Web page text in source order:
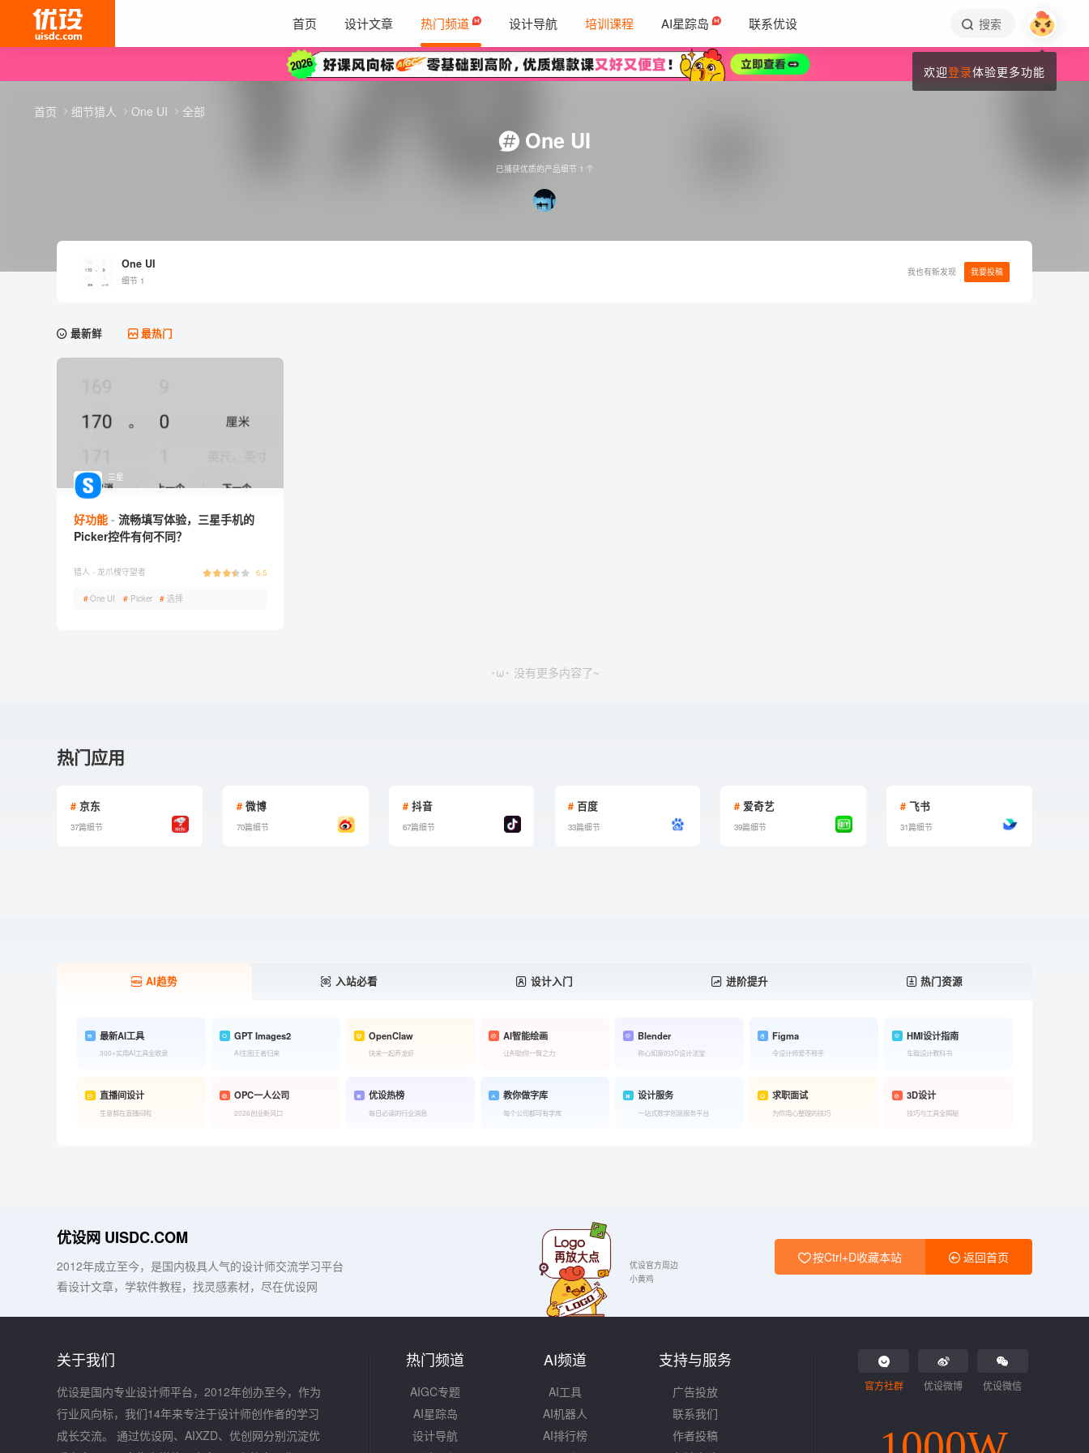
首页 设计文章 热门频道 设计导航 培训课程 AI星踪岛 联系优设 搜索
One UI
已捕获优质的产品细节 1 个
首页 细节猎人 One UI 全部
One UI
细节 1
我也有新发现 我要投稿
最新鲜 最热门
三星
好功能
流畅填写体验，三星手机的
Picker控件有何不同？
猎人 - 龙爪槐守望者 6.5
# One UI # Picker # 选择
･ω･ 没有更多内容了~
热门应用
#京东
37篇细节
#微博
70篇细节
#抖音
67篇细节
# 百度
33篇细节
# 爱奇艺
39篇细节
# 飞书
31篇细节
AI趋势 入站必看 设计入门 进阶提升 热门资源
最新AI工具
300+实用AI工具全收录
GPT Images2
AI生图王者归来
OpenClaw
快来一起养龙虾
AI智能绘画
让AI助你一臂之力
Blender
称心如意的3D设计法宝
Figma
令设计师爱不释手
HMI设计指南
车载设计教科书
直播间设计
生意都在直播间啦
OPC一人公司
2026创业新风口
优设热榜
每日必读的行业消息
教你做字库
每个公司都可有字库
设计服务
一站式数字创意服务平台
求职面试
为你用心整理的技巧
3D设计
技巧与工具全揭秘
优设网 UISDC.COM
2012年成立至今，是国内极具人气的设计师交流学习平台
看设计文章，学软件教程，找灵感素材，尽在优设网
按Ctrl+D收藏本站 返回首页
优设官方周边
小黄鸡
关于我们
优设是国内专业设计师平台，2012年创办至今，作为
行业风向标，我们14年来专注于设计师创作者的学习
成长交流。 通过优设网、AIXZD、优创网分别沉淀优
热门频道
AIGC专题
AI星踪岛
设计导航
AI频道
AI工具
AI机器人
AI排行榜
支持与服务
广告投放
联系我们
作者投稿
官方社群 优设微博 优设微信
欢迎登录体验更多功能